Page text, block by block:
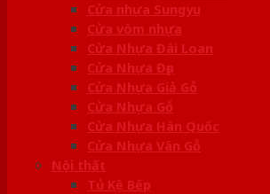
Cửa nhựa Sungyu
Cửa vòm nhựa
Cửa Nhựa Đài Loan
Cửa Nhựa Đẹp
Cửa Nhựa Giả Gỗ
Cửa Nhựa Gỗ
Cửa Nhựa Hàn Quốc
Cửa Nhựa Vân Gỗ
Nội thất
Tủ Kệ Bếp